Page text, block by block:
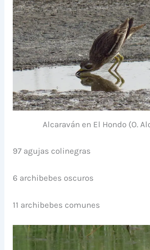
Alcaraván en El Hondo (O.
97 agujas colinegras
6 archibebes oscuros
11 archibebes comunes